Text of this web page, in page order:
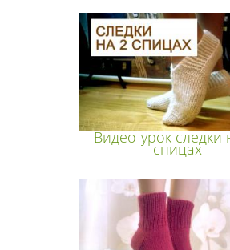
Видео-урок следки
спицах